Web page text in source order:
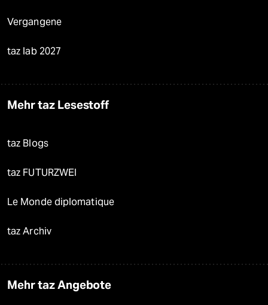
Vergangene
taz lab 2027
Mehr taz Lesestoff
taz Blogs
taz FUTURZWEI
Le Monde diplomatique
taz Archiv
Mehr taz Angebote